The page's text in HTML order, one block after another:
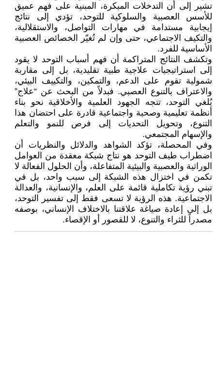
تشير إلى أن التدخلات المبكرة، المبنية على فهم عميق
للأسس العصبية والسلوكية للتوحد، تؤدي إلى نتائج
إيجابية مستدامة في مهارات التواصل، والاستقلالية،
والتكيف الاجتماعي، حتى وإن لم تُغيّر الخصائص العصبية
الأساسية للفرد.
وتكشف النتائج المتراكمة أن فهم أسباب التوحد لا يقود
إلى استراتيجيات علاجية طبية تقليدية، بل إلى مقاربة
شمولية تقوم على الدعم، والتمكين، والتكييف البيئي،
والاعتراف بالتنوع العصبي. فبدلاً من البحث عن “علاج”
يُلغي التوحد، تتجه الجهود العلمية والأخلاقية نحو بناء
أنظمة تعليمية وصحية واجتماعية قادرة على احتضان هذا
التنوع، وتحويل التحديات إلى فرص للنمو والتعلم
والإسهام المجتمعي.
وفي المحصلة، تؤكد الشواهد والدلائل والنظريات أن
اضطراب طيف التوحد هو نتاج شبكة معقدة من العوامل
الوراثية والعصبية والبيئية المتفاعلة، وأن الحلول الفعالة لا
تكمن في اختزال هذه الشبكة إلى سبب واحد، بل في
تبني رؤية تكاملية قائمة على العلم، والإنسانية، والعدالة
الاجتماعية. هذه الرؤية لا تسعى فقط إلى تفسير التوحد،
بل إلى إعادة صياغة علاقتنا بالاختلاف الإنساني، بوصفه
مصدراً للثراء والتنوع، لا للقصور أو الإقصاء.